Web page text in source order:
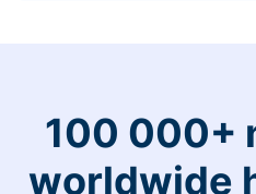
100 000+
worldwide